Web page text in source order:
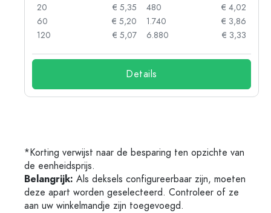
20
€ 5,35
60
€ 5,20
120
€ 5,07
480
€ 4,02
1.740
€ 3,86
6.880
€ 3,33
Details
*Korting verwijst naar de besparing ten opzichte van
de eenheidsprijs.
Belangrijk: Als deksels configureerbaar zijn, moeten
deze apart worden geselecteerd. Controleer of ze
aan uw winkelmandje zijn toegevoegd.